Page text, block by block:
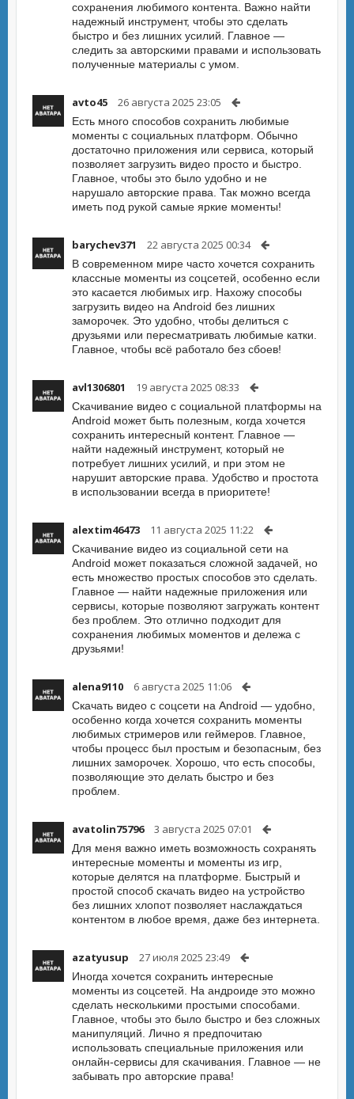
сохранения любимого контента. Важно найти
надежный инструмент, чтобы это сделать
быстро и без лишних усилий. Главное —
следить за авторскими правами и использовать
полученные материалы с умом.
avto45 26 августа 2025 23:05
Есть много способов сохранить любимые
моменты с социальных платформ. Обычно
достаточно приложения или сервиса, который
позволяет загрузить видео просто и быстро.
Главное, чтобы это было удобно и не
нарушало авторские права. Так можно всегда
иметь под рукой самые яркие моменты!
barychev371 22 августа 2025 00:34
В современном мире часто хочется сохранить
классные моменты из соцсетей, особенно если
это касается любимых игр. Нахожу способы
загрузить видео на Android без лишних
заморочек. Это удобно, чтобы делиться с
друзьями или пересматривать любимые катки.
Главное, чтобы всё работало без сбоев!
avl1306801 19 августа 2025 08:33
Скачивание видео с социальной платформы на
Android может быть полезным, когда хочется
сохранить интересный контент. Главное —
найти надежный инструмент, который не
потребует лишних усилий, и при этом не
нарушит авторские права. Удобство и простота
в использовании всегда в приоритете!
alextim46473 11 августа 2025 11:22
Скачивание видео из социальной сети на
Android может показаться сложной задачей, но
есть множество простых способов это сделать.
Главное — найти надежные приложения или
сервисы, которые позволяют загружать контент
без проблем. Это отлично подходит для
сохранения любимых моментов и дележа с
друзьями!
alena9110 6 августа 2025 11:06
Скачать видео с соцсети на Android — удобно,
особенно когда хочется сохранить моменты
любимых стримеров или геймеров. Главное,
чтобы процесс был простым и безопасным, без
лишних заморочек. Хорошо, что есть способы,
позволяющие это делать быстро и без
проблем.
avatolin75796 3 августа 2025 07:01
Для меня важно иметь возможность сохранять
интересные моменты и моменты из игр,
которые делятся на платформе. Быстрый и
простой способ скачать видео на устройство
без лишних хлопот позволяет наслаждаться
контентом в любое время, даже без интернета.
azatyusup 27 июля 2025 23:49
Иногда хочется сохранить интересные
моменты из соцсетей. На андроиде это можно
сделать несколькими простыми способами.
Главное, чтобы это было быстро и без сложных
манипуляций. Лично я предпочитаю
использовать специальные приложения или
онлайн-сервисы для скачивания. Главное — не
забывать про авторские права!